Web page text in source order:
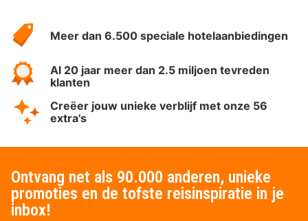
HotelSpecials
Meer dan 6.500 speciale hotelaanbiedingen
Al 20 jaar meer dan 2.5 miljoen tevreden
klanten
Creëer jouw unieke verblijf met onze 56
extra's
Ontvang net als 90.000 anderen, unieke
promoties en de tofste reisinspiratie in je
inbox!